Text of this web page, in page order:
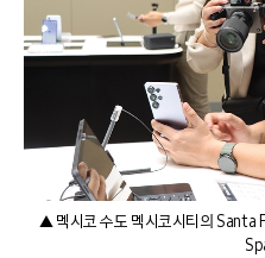
▲ 멕시코 수도 멕시코시티의